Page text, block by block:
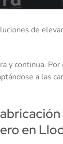
de
y continua. Por
a las
en